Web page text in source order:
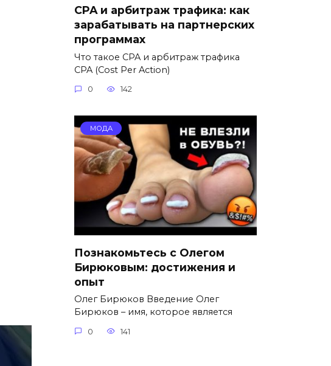
CPA и арбитраж трафика: как
зарабатывать на партнерских
программах
Что такое CPA и арбитраж трафика
CPA (Cost Per Action)
0 142
МОДА
Познакомьтесь с Олегом
Бирюковым: достижения и
опыт
Олег Бирюков Введение Олег
Бирюков – имя, которое является
0 141